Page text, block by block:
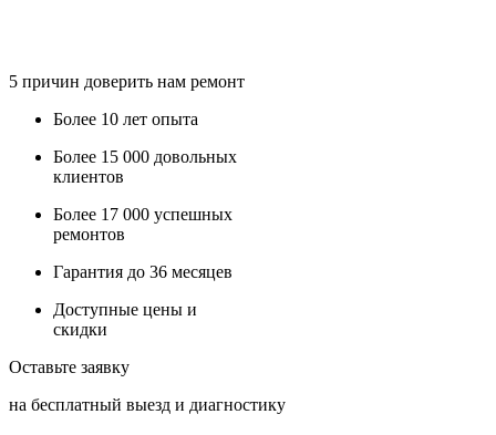
5 причин доверить нам ремонт
Более 10 лет опыта
Более 15 000 довольных
клиентов
Более 17 000 успешных
ремонтов
Гарантия до 36 месяцев
Доступные цены и
скидки
Оставьте заявку
на бесплатный выезд и диагностику